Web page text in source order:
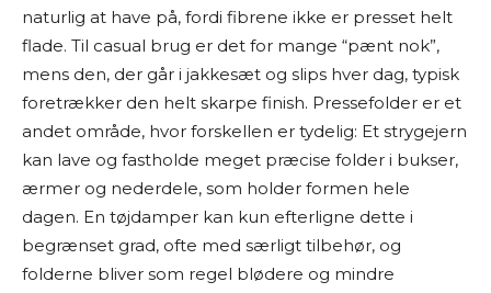
naturlig at have på, fordi fibrene ikke er presset helt
flade. Til casual brug er det for mange “pænt nok”,
mens den, der går i jakkesæt og slips hver dag, typisk
foretrækker den helt skarpe finish. Pressefolder er et
andet område, hvor forskellen er tydelig: Et strygejern
kan lave og fastholde meget præcise folder i bukser,
ærmer og nederdele, som holder formen hele
dagen. En tøjdamper kan kun efterligne dette i
begrænset grad, ofte med særligt tilbehør, og
folderne bliver som regel blødere og mindre